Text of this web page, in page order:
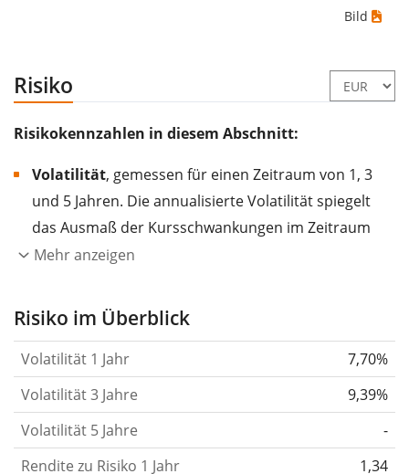
Bild
Risiko
Risikokennzahlen in diesem Abschnitt:
Volatilität, gemessen für einen Zeitraum von 1, 3
und 5 Jahren. Die annualisierte Volatilität spiegelt
das Ausmaß der Kursschwankungen im Zeitraum
eines Jahres wider.
Aktie, des ETF, usw.) in der Vergangenheit
gelten im Allgemeinen als risikoreicher. Wir
berechnen die Volatilität auf Basis der Daten der
letzten 1, 3 und 5 Jahre, damit du sehen kannst, ob
die Kursschwankungen im Laufe der Zeit stärker
oder schwächer wurden. Weitere Informationen
Mehr anzeigen
Risiko im Überblick
Volatilität 1 Jahr
7,70%
Volatilität 3 Jahre
9,39%
Volatilität 5 Jahre
-
Rendite zu Risiko 1 Jahr
1,34